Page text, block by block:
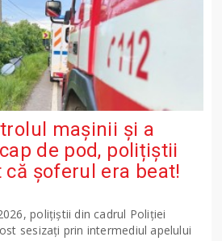
mașinii și a
de pod, polițiștii
șoferul era beat!
polițiștii din cadrul Poliției
sesizați prin intermediul apelului